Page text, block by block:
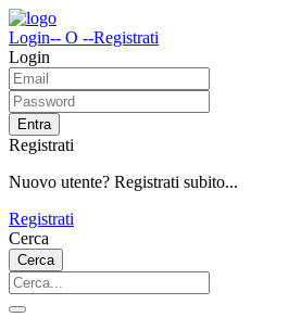
Login-- O --Registrati
Login
Entra
Registrati
Nuovo utente? Registrati subito...
Registrati
Cerca
Cerca